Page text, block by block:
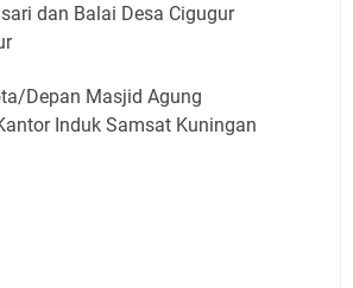
dan Balai Desa Cigugur
Depan Masjid Agung
Induk Samsat Kuningan